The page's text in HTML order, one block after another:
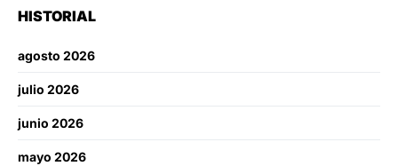
HISTORIAL
agosto 2026
julio 2026
junio 2026
mayo 2026